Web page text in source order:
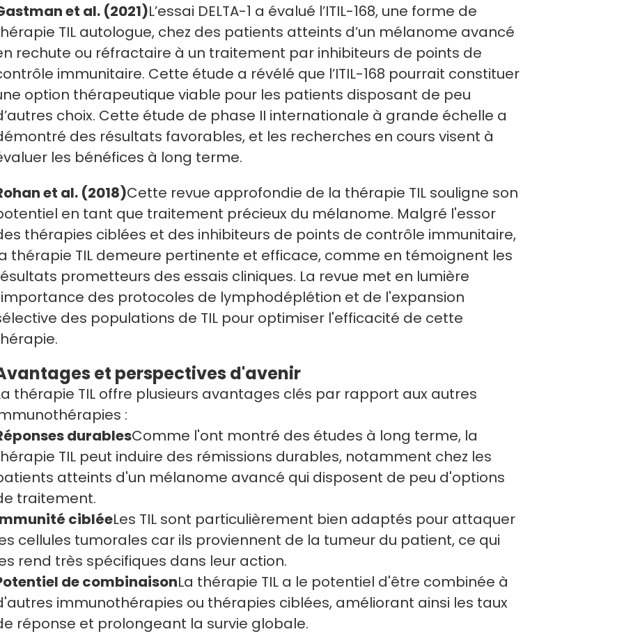
et al. (2021)L’essai DELTA-1 a évalué l’ITIL-168, une forme de
TIL autologue, chez des patients atteints d’un mélanome avancé
rechute ou réfractaire à un traitement par inhibiteurs de points de
immunitaire. Cette étude a révélé que l’ITIL-168 pourrait constituer
option thérapeutique viable pour les patients disposant de peu
choix. Cette étude de phase II internationale à grande échelle a
des résultats favorables, et les recherches en cours visent à
les bénéfices à long terme.
et al. (2018)Cette revue approfondie de la thérapie TIL souligne son
en tant que traitement précieux du mélanome. Malgré l'essor
thérapies ciblées et des inhibiteurs de points de contrôle immunitaire,
thérapie TIL demeure pertinente et efficace, comme en témoignent les
prometteurs des essais cliniques. La revue met en lumière
des protocoles de lymphodéplétion et de l'expansion
des populations de TIL pour optimiser l'efficacité de cette
et perspectives d'avenir
thérapie TIL offre plusieurs avantages clés par rapport aux autres
:
durablesComme l'ont montré des études à long terme, la
TIL peut induire des rémissions durables, notamment chez les
atteints d'un mélanome avancé qui disposent de peu d'options
traitement.
cibléeLes TIL sont particulièrement bien adaptés pour attaquer
cellules tumorales car ils proviennent de la tumeur du patient, ce qui
rend très spécifiques dans leur action.
de combinaisonLa thérapie TIL a le potentiel d'être combinée à
immunothérapies ou thérapies ciblées, améliorant ainsi les taux
réponse et prolongeant la survie globale.